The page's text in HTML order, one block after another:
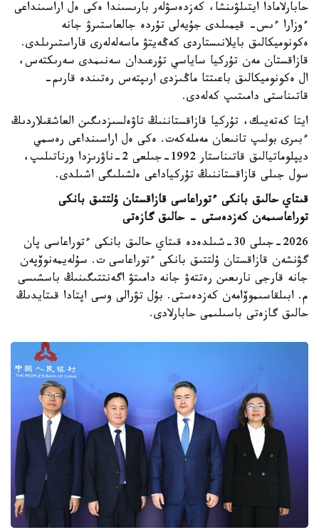
حابارلامادا ايتىلۋىنشا، كەزدەسۋلەر بارىسىندا ەكى ەل اراسىنداعى
ءوزارا ءىس- قيمىلدى جۇيەلى تۇردە جالعاستىرۋ جانە
ەكونوميكالىق بايلانىستاردى كەڭەيتۋ ماسەلەلەرى قاراستىرىلدى.
قازاقستان مەن تۇركيا ساياسي تۇرعىدان سەنىمدى سەرىكتەس،
ال ەكونوميكالىق باعىتتا ماڭىزدى ارىپتەس رەتىندە قارىم-
قاتىناستى دامىتىپ كەلەدى.
ايتا كەتەيىك، تۇركيا قازاقستاننىڭ تاۋەلسىزدىگىن العاشقىلاردىڭ
ءبىرى بولىپ تانىعان مەملەكەت. ەكى ەل اراسىنداعى رەسمي
ديپلوماتيالىق قاتىناستار 1992-جىلعى 2-ناۋرىزدا ورناتىلىپ،
سول جىلى قازاقستاننىڭ تۇركياداعى ەلشىلىگى اشىلدى.
قىتاي حالىق بانكى ءتوراعاسى قازاقستان ۇلتتىق بانكى
توراعاسىمەن كەزدەستى - حالىق گازەتى
2026-جىلى 30-شىلدەدە قىتاي حالىق بانكى ءتوراعاسى پان
گۋنشەن قازاقستان ۇلتتىق بانكى ءتوراعاسى ت. سۇلەيمەنوۆپەن
جانە قارجى نارىعىن رەتتەۋ جانە دامىتۋ اگەنتتىگىنىڭ باسشىسى
م. ابىلقاسىموۆامەن كەزدەستى. بۇل تۋرالى وسى اپتادا قىتايدىڭ
حالىق گازەتى باسىلىمى حابارلادى.